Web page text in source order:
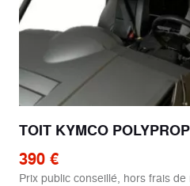
TOIT KYMCO
390 €
Prix public conseillé, hors frais de